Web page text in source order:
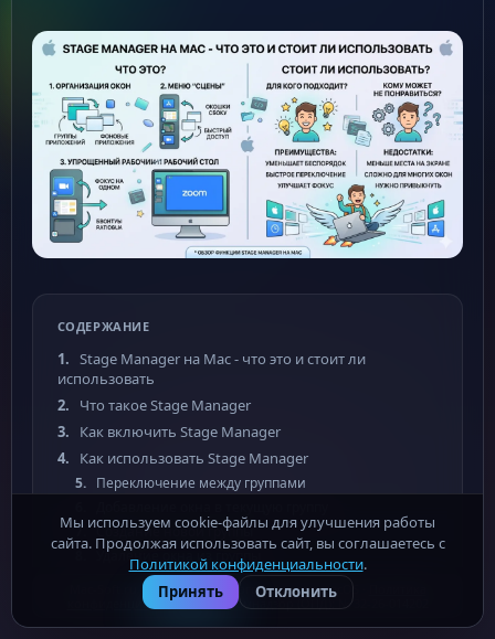
СОДЕРЖАНИЕ
Stage Manager на Mac - что это и стоит ли
использовать
Что такое Stage Manager
Как включить Stage Manager
Как использовать Stage Manager
Переключение между группами
Создание новой группы
Удаление окна из группы
Преимущества Stage Manager
1. Фокус на одной задаче
2. Быстрое переключение между проектами
Mac-Soft.ru - бесплатные программы для macOS ·
конфиденциальности
· Роскомнадзор (ОПД): № 32-26-014202
Мы используем cookie-файлы для улучшения работы
сайта. Продолжая использовать сайт, вы соглашаетесь с
Политикой конфиденциальности.
Принять
Отклонить